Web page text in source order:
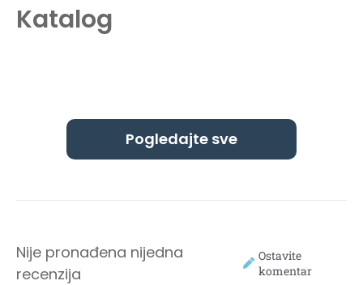
Katalog
Pogledajte sve
Nije pronađena nijedna
recenzija
Ostavite
komentar